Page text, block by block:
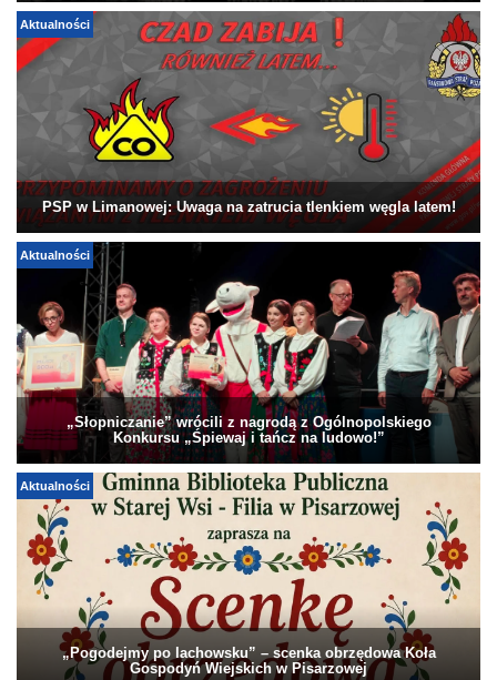
Aktualności
PSP w Limanowej: Uwaga na zatrucia tlenkiem węgla latem!
Aktualności
„Słopniczanie” wrócili z nagrodą z Ogólnopolskiego
Konkursu „Śpiewaj i tańcz na ludowo!”
Aktualności
„Pogodejmy po lachowsku” – scenka obrzędowa Koła
Gospodyń Wiejskich w Pisarzowej